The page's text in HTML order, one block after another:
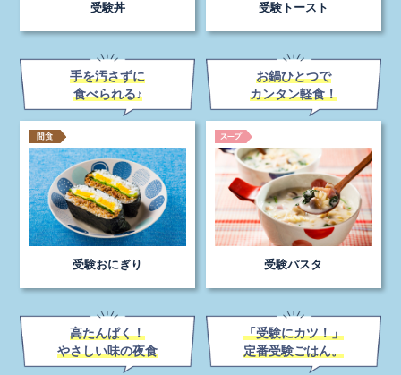
受験丼 受験トースト
手を汚さずに
食べられる♪
受験おにぎり
お鍋ひとつで
カンタン軽食！
受験パスタ
高たんぱく！
やさしい味の夜食
「受験にカツ！」
定番受験ごはん。